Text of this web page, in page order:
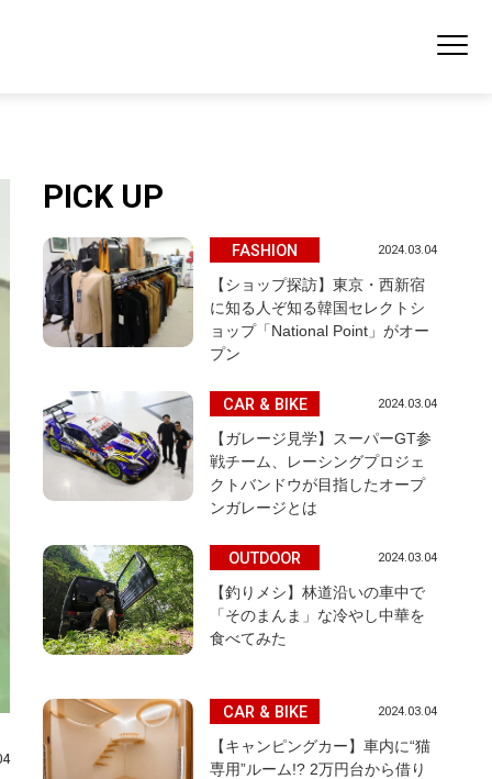
PICK UP
FASHION 2024.03.04
【ショップ探訪】東京・西新宿
に知る人ぞ知る韓国セレクトシ
ョップ「National Point」がオー
プン
CAR & BIKE 2024.03.04
【ガレージ見学】スーパーGT参
戦チーム、レーシングプロジェ
クトバンドウが目指したオープ
ンガレージとは
OUTDOOR 2024.03.04
【釣りメシ】林道沿いの車中で
「そのまんま」な冷やし中華を
食べてみた
CAR & BIKE 2024.03.04
【キャンピングカー】車内に“猫
専用”ルーム!? 2万円台から借り